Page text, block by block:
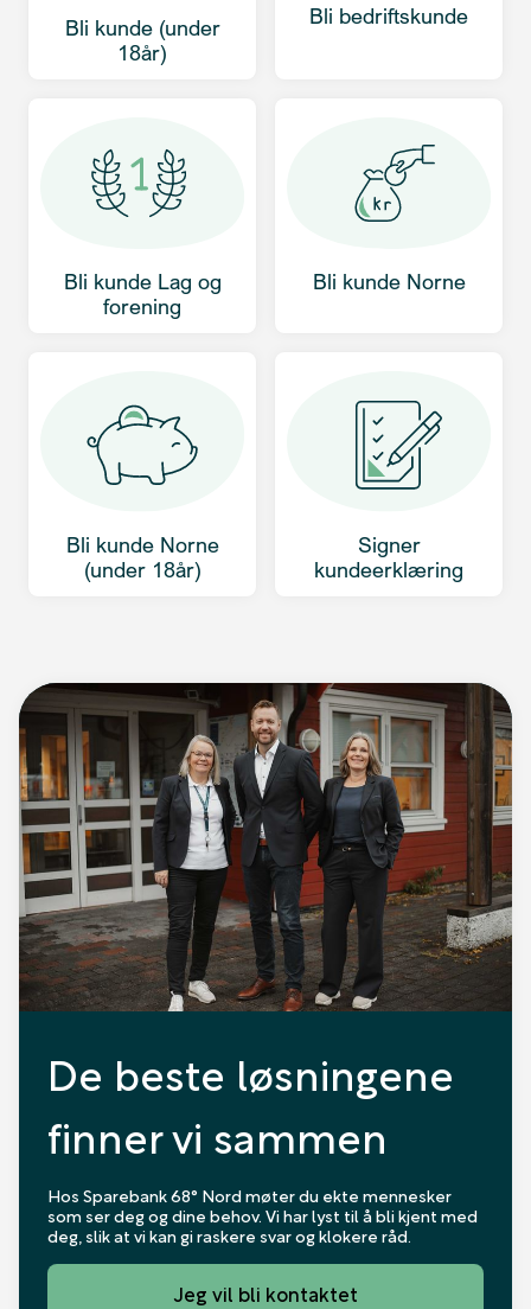
Bli kunde (under
18år)
Bli bedriftskunde
Bli kunde Lag og
forening
Bli kunde Norne
Bli kunde Norne
(under 18år)
Signer
kundeerklæring
De beste løsningene
finner vi sammen
Hos Sparebank 68° Nord møter du ekte mennesker
som ser deg og dine behov. Vi har lyst til å bli kjent med
deg, slik at vi kan gi raskere svar og klokere råd.
Jeg vil bli kontaktet